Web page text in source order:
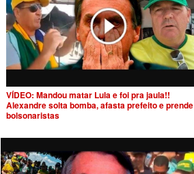
VÍDEO: Mandou matar Lula e foi pra jaula!!
Alexandre solta bomba, afasta prefeito e prende
bolsonaristas